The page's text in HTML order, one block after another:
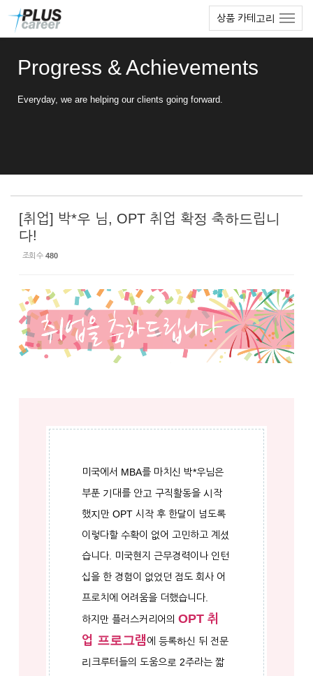
상품 카테고리
Progress & Achievements
Everyday, we are helping our clients going forward.
[취업] 박*우 님, OPT 취업 확정 축하드립니
다!
조회 수 480
미국에서 MBA를 마치신 박*우님은
부푼 기대를 안고 구직활동을 시작
했지만 OPT 시작 후 한달이 넘도록
이렇다할 수확이 없어 고민하고 계셨
습니다. 미국현지 근무경력이나 인턴
십을 한 경험이 없었던 점도 회사 어
프로치에 어려움을 더했습니다.
하지만 플러스커리어의OPT 취
업 프로그램에 등록하신 뒤 전문
리크루터들의 도움으로 2주라는 짧